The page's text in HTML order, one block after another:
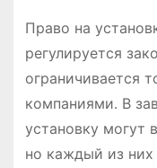
Право на
регулируется
ограничивается
компаниями․ В
установку могут
но каждый из